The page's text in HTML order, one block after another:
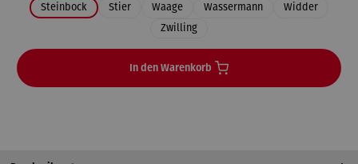
Steinbock
Stier Waage Wassermann
Widder
Zwilling
In den Warenkorb